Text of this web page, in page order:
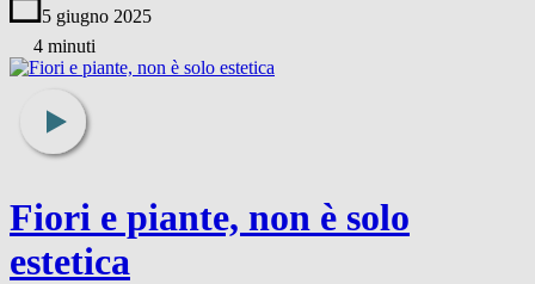
5 giugno 2025
4 minuti
Fiori e piante, non è solo
estetica